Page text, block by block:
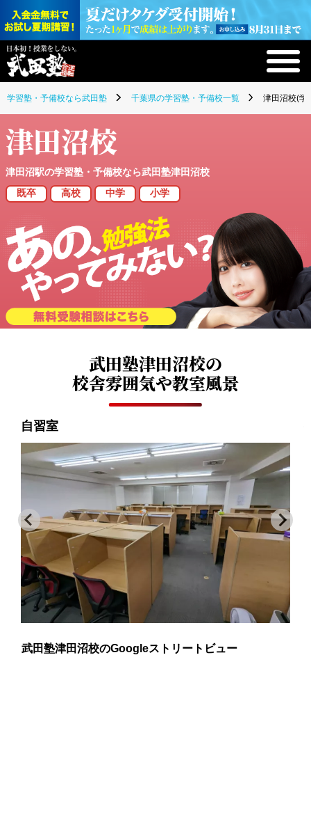
学習塾・予備校なら武田塾 千葉県の学習塾・予備校一覧 津田沼校(学
津田沼校
津田沼駅の学習塾・予備校なら武田塾津田沼校
既卒 高校 中学 小学
武田塾津田沼校の
校舎雰囲気や教室風景
特訓ブース
武田塾津田沼校のGoogleストリートビュー